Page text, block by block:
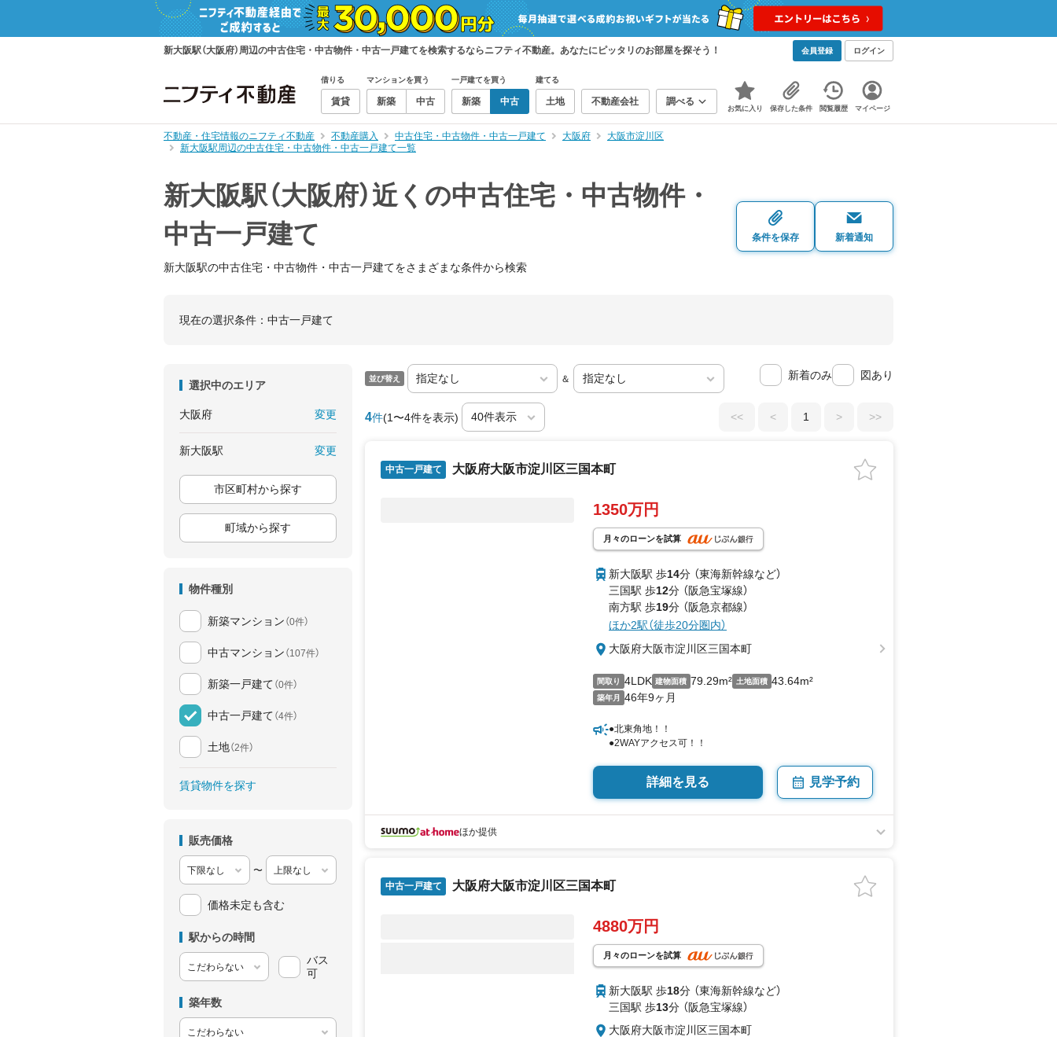
新大阪駅（大阪府）周辺の中古住宅・中古物件・中古一戸建てを検索するならニフティ不動産。あなたにピッタリのお部屋を探そう！ 会員登録 ログイン
借りる
賃貸
マンションを買う
新築 中古
一戸建てを買う
新築 中古
建てる
土地 不動産会社 調べる
お気に入り 保存した条件 閲覧履歴 マイページ
不動産・住宅情報のニフティ不動産 不動産購入 中古住宅・中古物件・中古一戸建て 大阪府
大阪市淀川区
新大阪駅周辺の中古住宅・中古物件・中古一戸建て一覧
新大阪駅（大阪府）近くの中古住宅・中古物件・
中古一戸建て
新大阪駅の中古住宅・中古物件・中古一戸建てをさまざまな条件から検索
条件を保存 新着通知
現在の選択条件： 中古一戸建て
選択中のエリア
大阪府 変更
新大阪駅 変更
市区町村から探す
町域から探す
物件種別
新築マンション （0件）
中古マンション （107件）
新築一戸建て （0件）
中古一戸建て （4件）
土地（2件）
賃貸物件を探す
販売価格
〜
価格未定も含む
駅からの時間
バス
可
築年数
並び替え ＆ 新着のみ 図あり
4件(1〜4件を表示) << < 1 > >>
中古一戸建て 大阪府大阪市淀川区三国本町
1350万円
月々のローンを試算
新大阪駅 歩14分 （東海新幹線など）
三国駅 歩12分 （阪急宝塚線）
南方駅 歩19分 （阪急京都線）
ほか2駅（徒歩20分圏内）
大阪府大阪市淀川区三国本町
間取り 4LDK 建物面積 79.29m² 土地面積 43.64m²
築年月 46年9ヶ月
●北東角地！！
●2WAYアクセス可！！
詳細を見る 見学予約
ほか提供
中古一戸建て 大阪府大阪市淀川区三国本町
4880万円
月々のローンを試算
新大阪駅 歩18分 （東海新幹線など）
三国駅 歩13分 （阪急宝塚線）
大阪府大阪市淀川区三国本町